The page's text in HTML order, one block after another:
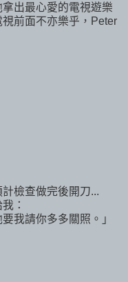
出最心愛的電視遊樂
前面不亦樂乎，Peter
檢查做完後開刀...
：
我請你多多關照。」